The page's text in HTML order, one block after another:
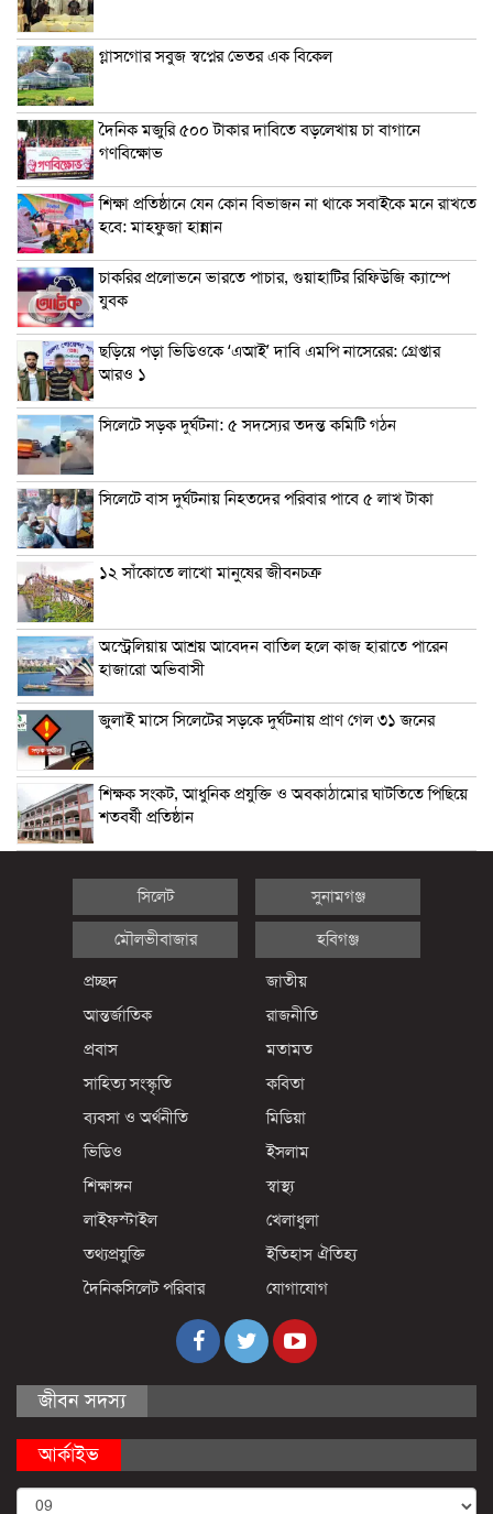
গ্লাসগোর সবুজ স্বপ্নের ভেতর এক বিকেল
দৈনিক মজুরি ৫০০ টাকার দাবিতে বড়লেখায় চা বাগানে
গণবিক্ষোভ
শিক্ষা প্রতিষ্ঠানে যেন কোন বিভাজন না থাকে সবাইকে মনে রাখতে
হবে: মাহফুজা হান্নান
চাকরির প্রলোভনে ভারতে পাচার, গুয়াহাটির রিফিউজি ক্যাম্পে
যুবক
ছড়িয়ে পড়া ভিডিওকে ‘এআই’ দাবি এমপি নাসেরের: গ্রেপ্তার
আরও ১
সিলেটে সড়ক দুর্ঘটনা: ৫ সদস্যের তদন্ত কমিটি গঠন
সিলেটে বাস দুর্ঘটনায় নিহতদের পরিবার পাবে ৫ লাখ টাকা
১২ সাঁকোতে লাখো মানুষের জীবনচক্র
অস্ট্রেলিয়ায় আশ্রয় আবেদন বাতিল হলে কাজ হারাতে পারেন
হাজারো অভিবাসী
জুলাই মাসে সিলেটের সড়কে দুর্ঘটনায় প্রাণ গেল ৩১ জনের
শিক্ষক সংকট, আধুনিক প্রযুক্তি ও অবকাঠামোর ঘাটতিতে পিছিয়ে
শতবর্ষী প্রতিষ্ঠান
সিলেট সুনামগঞ্জ
মৌলভীবাজার হবিগঞ্জ
প্রচ্ছদ
জাতীয়
আন্তর্জাতিক
রাজনীতি
প্রবাস
মতামত
সাহিত্য সংস্কৃতি
কবিতা
ব্যবসা ও অর্থনীতি
মিডিয়া
ভিডিও
ইসলাম
শিক্ষাঙ্গন
স্বাস্থ্য
লাইফস্টাইল
খেলাধুলা
তথ্যপ্রযুক্তি
ইতিহাস ঐতিহ্য
দৈনিকসিলেট পরিবার
যোগাযোগ
জীবন সদস্য
আর্কাইভ